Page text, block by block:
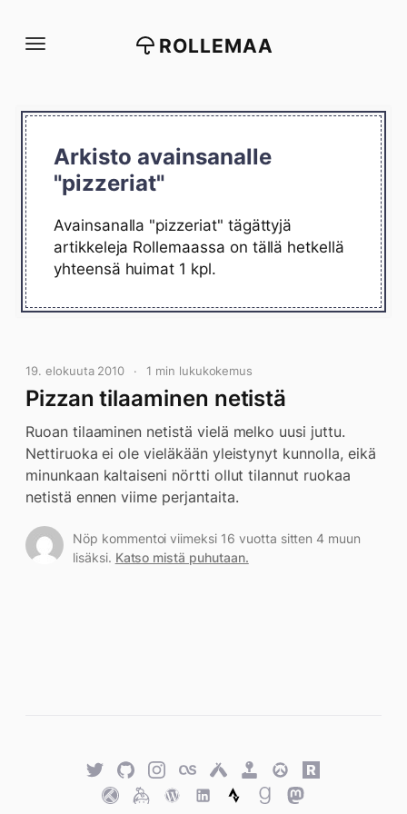
suoraan
ROLLEMAA
Arkisto avainsanalle
"pizzeriat"
Avainsanalla "pizzeriat" tägättyjä
artikkeleja Rollemaassa on tällä hetkellä
yhteensä huimat 1 kpl.
19. elokuuta 2010 1 min lukukokemus
Pizzan tilaaminen netistä
Ruoan tilaaminen netistä vielä melko uusi juttu.
Nettiruoka ei ole vieläkään yleistynyt kunnolla, eikä
minunkaan kaltaiseni nörtti ollut tilannut ruokaa
netistä ennen viime perjantaita.
Nöp kommentoi viimeksi 16 vuotta sitten 4 muun
lisäksi. Katso mistä puhutaan.
TwitterGitHubTwitterLast.fmUntappd
Retro
Achievements
Overwatch
Rawg.io
TraktKeybaseWordPress
WordPress
StravaGoodreads
Mastodon